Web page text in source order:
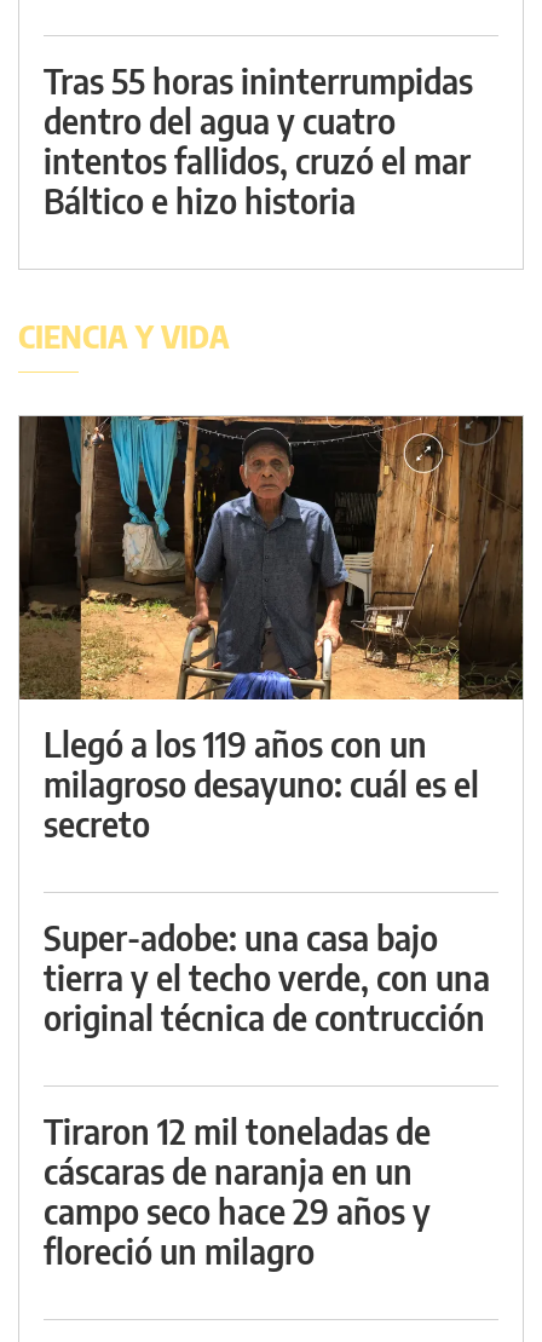
Tras 55 horas ininterrumpidas
dentro del agua y cuatro
intentos fallidos, cruzó el mar
Báltico e hizo historia
CIENCIA Y VIDA
Llegó a los 119 años con un
milagroso desayuno: cuál es el
secreto
Super-adobe: una casa bajo
tierra y el techo verde, con una
original técnica de contrucción
Tiraron 12 mil toneladas de
cáscaras de naranja en un
campo seco hace 29 años y
floreció un milagro